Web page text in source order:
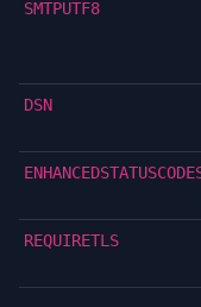
SMTPUTF8
DSN
REQUIRETLS